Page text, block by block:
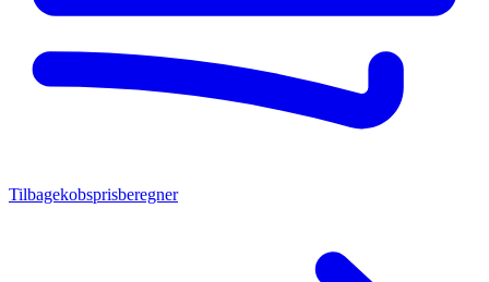
Tilbagekobsprisberegner